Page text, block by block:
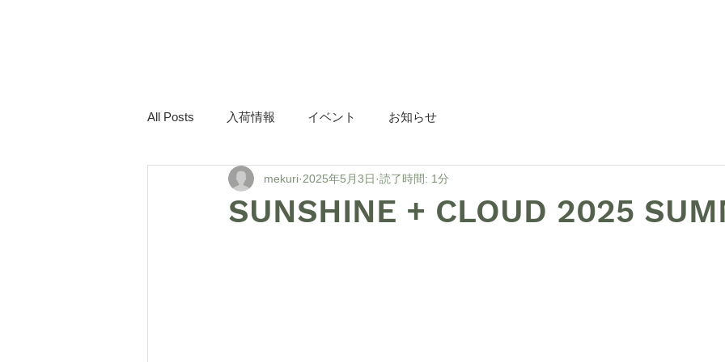
All Posts 入荷情報 イベント お知らせ
SUNSHINE + CLOUD 2025
mekuri 2025年5月3日 読了時間: 1分